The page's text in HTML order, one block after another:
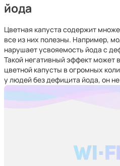
йода
Цветная капуста содержит
все из них полезны. Например,
нарушает усвояемость йода с
Такой негативный эффект может
цветной капусты в огромных
у людей без дефицита йода, он